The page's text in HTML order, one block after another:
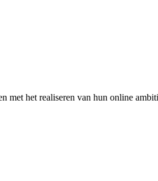
het realiseren van hun online